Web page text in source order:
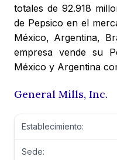
totales de 92.918
de Pepsico en el
México, Argentina,
empresa vende su
México y Argentina
General Mills, Inc.
Establecimiento:
Sede: